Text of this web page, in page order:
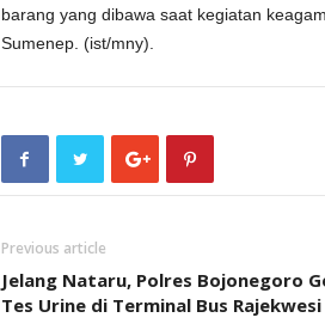
barang yang dibawa saat kegiatan
Sumenep. (ist/mny).
Previous article
Jelang Nataru, Polres Bojonegoro
Tes Urine di Terminal Bus Rajekwesi